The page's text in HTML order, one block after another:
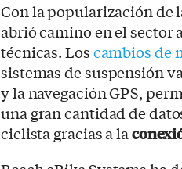
Con la popularización de
abrió camino en el
técnicas. Loscambios de
sistemas de suspensión
y la navegación GPS,
una gran cantidad de
ciclista gracias a la